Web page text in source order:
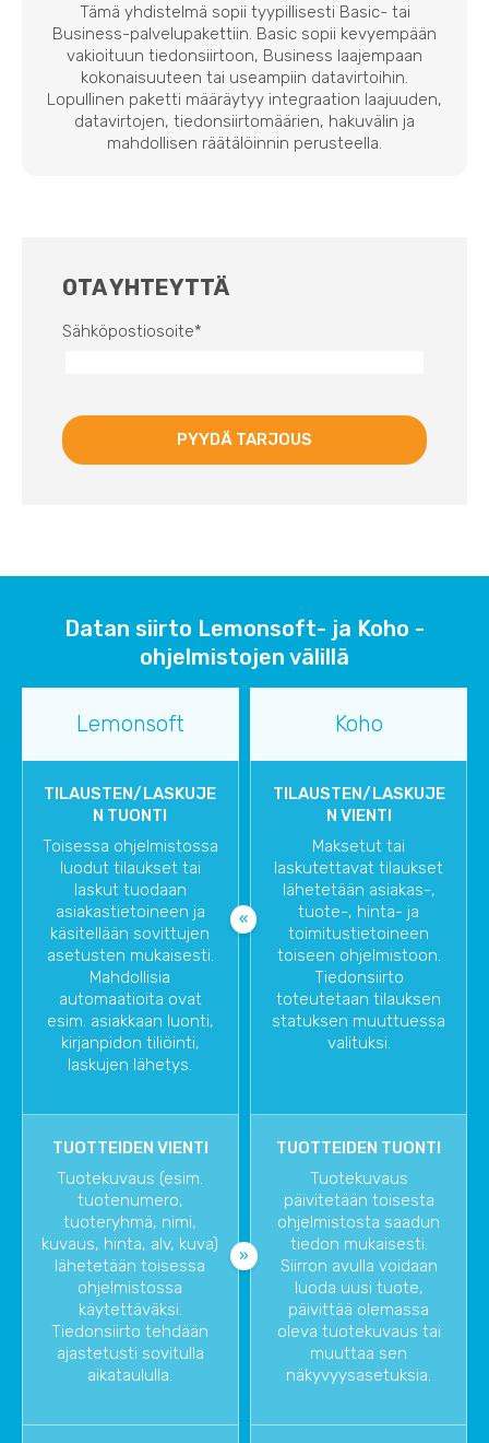
Tämä yhdistelmä sopii tyypillisesti Basic- tai
Business-palvelupakettiin. Basic sopii kevyempään
vakioituun tiedonsiirtoon, Business laajempaan
kokonaisuuteen tai useampiin datavirtoihin.
Lopullinen paketti määräytyy integraation laajuuden,
datavirtojen, tiedonsiirtomäärien, hakuvälin ja
mahdollisen räätälöinnin perusteella.
OTA YHTEYTTÄ
Sähköpostiosoite*
Datan siirto Lemonsoft- ja Koho -
ohjelmistojen välillä
Lemonsoft Koho
TILAUSTEN/LASKUJE
N TUONTI
Toisessa ohjelmistossa
luodut tilaukset tai
laskut tuodaan
asiakastietoineen ja
käsitellään sovittujen
asetusten mukaisesti.
Mahdollisia
automaatioita ovat
esim. asiakkaan luonti,
kirjanpidon tiliöinti,
laskujen lähetys.
TILAUSTEN/LASKUJE
N VIENTI
Maksetut tai
laskutettavat tilaukset
lähetetään asiakas-,
tuote-, hinta- ja
toimitustietoineen
toiseen ohjelmistoon.
Tiedonsiirto
toteutetaan tilauksen
statuksen muuttuessa
valituksi.
TUOTTEIDEN VIENTI
Tuotekuvaus (esim.
tuotenumero,
tuoteryhmä, nimi,
kuvaus, hinta, alv, kuva)
lähetetään toisessa
ohjelmistossa
käytettäväksi.
Tiedonsiirto tehdään
ajastetusti sovitulla
aikataululla.
TUOTTEIDEN TUONTI
Tuotekuvaus
päivitetään toisesta
ohjelmistosta saadun
tiedon mukaisesti.
Siirron avulla voidaan
luoda uusi tuote,
päivittää olemassa
oleva tuotekuvaus tai
muuttaa sen
näkyvyysasetuksia.